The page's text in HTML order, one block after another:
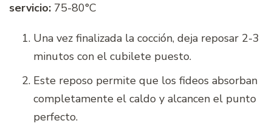
servicio: 75-80°C
Una vez finalizada la cocción, deja reposar 2-3
minutos con el cubilete puesto.
Este reposo permite que los fideos absorban
completamente el caldo y alcancen el punto
perfecto.